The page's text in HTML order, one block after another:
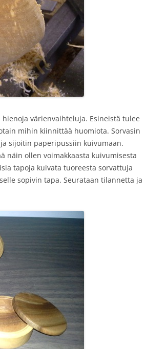
värienvaihteluja. Esineistä tulee
mihin kiinnittää huomiota. Sorvasin
sijoitin paperipussiin kuivumaan.
näin ollen voimakkaasta kuivumisesta
tapoja kuivata tuoreesta sorvattuja
sopivin tapa. Seurataan tilannetta ja